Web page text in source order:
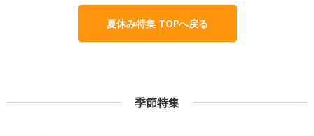
夏休み特集 TOPへ戻る
季節特集